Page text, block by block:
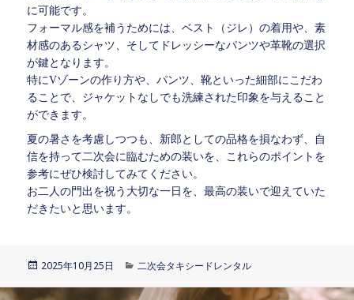
に可能です。
フォーマル感を補うためには、ベスト（ジレ）の着用や、素
材感のあるシャツ、そしてドレッシーなパンツや革靴の選択
が鍵となります。
特にVゾーンの作り方や、パンツ、靴といった細部にこだわ
ることで、ジャケットなしでも洗練された印象を与えること
ができます。
夏の暑さを考慮しつつも、新郎としての品格を損なわず、自
信を持って二次会に臨むための装いを、これらのポイントを
参考にぜひ検討してみてください。
お二人の門出を祝う大切な一日を、最高の装いで迎えていた
だきたいと思います。
投
日:
2025年10月25日
カ
ゴ
二次会タキシードレンタル